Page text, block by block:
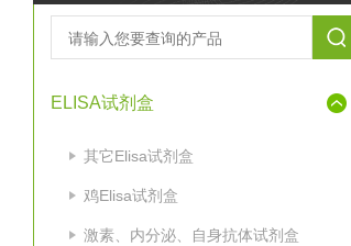
ELISA试剂盒
其它Elisa试剂盒
鸡Elisa试剂盒
激素、内分泌、自身抗体试剂盒